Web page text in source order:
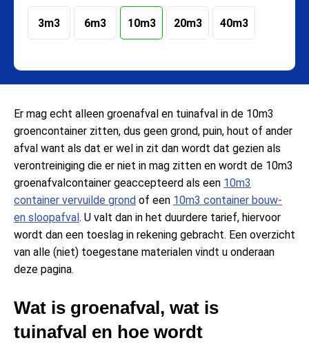
3m3 6m3 10m3 20m3 40m3
Er mag echt alleen groenafval en tuinafval in de 10m3
groencontainer zitten, dus geen grond, puin, hout of ander
afval want als dat er wel in zit dan wordt dat gezien als
verontreiniging die er niet in mag zitten en wordt de 10m3
groenafvalcontainer geaccepteerd als een 10m3
container vervuilde grond of een 10m3 container bouw-
en sloopafval. U valt dan in het duurdere tarief, hiervoor
wordt dan een toeslag in rekening gebracht. Een overzicht
van alle (niet) toegestane materialen vindt u onderaan
deze pagina.
Wat is groenafval, wat is
tuinafval en hoe wordt